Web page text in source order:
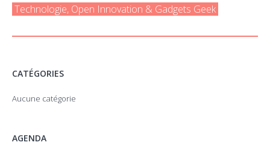
Technologie, Open Innovation & Gadgets Geek
CATÉGORIES
Aucune catégorie
AGENDA